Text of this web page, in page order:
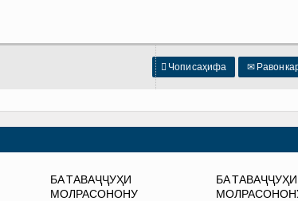
 Чопи саҳифа ✉ Равон
БА ТАВАҶҶУҲИ
МОЛРАСОНОНУ
БА ТАВАҶҶУҲИ